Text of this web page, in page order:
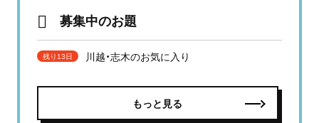
募集中のお題
残り13日 川越・志木のお気に入り
もっと見る